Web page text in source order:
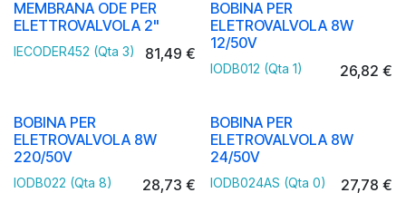
MEMBRANA ODE PER
ELETTROVALVOLA 2"
IECODER452 (Qta 3) 81,49 €
BOBINA PER
ELETROVALVOLA 8W
12/50V
IODB012 (Qta 1) 26,82 €
BOBINA PER
ELETROVALVOLA 8W
220/50V
IODB022 (Qta 8) 28,73 €
BOBINA PER
ELETROVALVOLA 8W
24/50V
IODB024AS (Qta 0) 27,78 €